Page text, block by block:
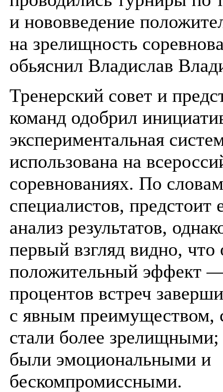
и нововведение
на зрелищность
обьяснил Владислав
Тренерский совет и
команд одобрил
экспериментальная
использована на
соревнованиях. По словам
специалистов, предстоит
анализ результатов,
первый взгляд видно,
положительный эффект
процентов встреч
с явным преимуществом,
стали более
были эмоциональными и
бескомпромиссными.